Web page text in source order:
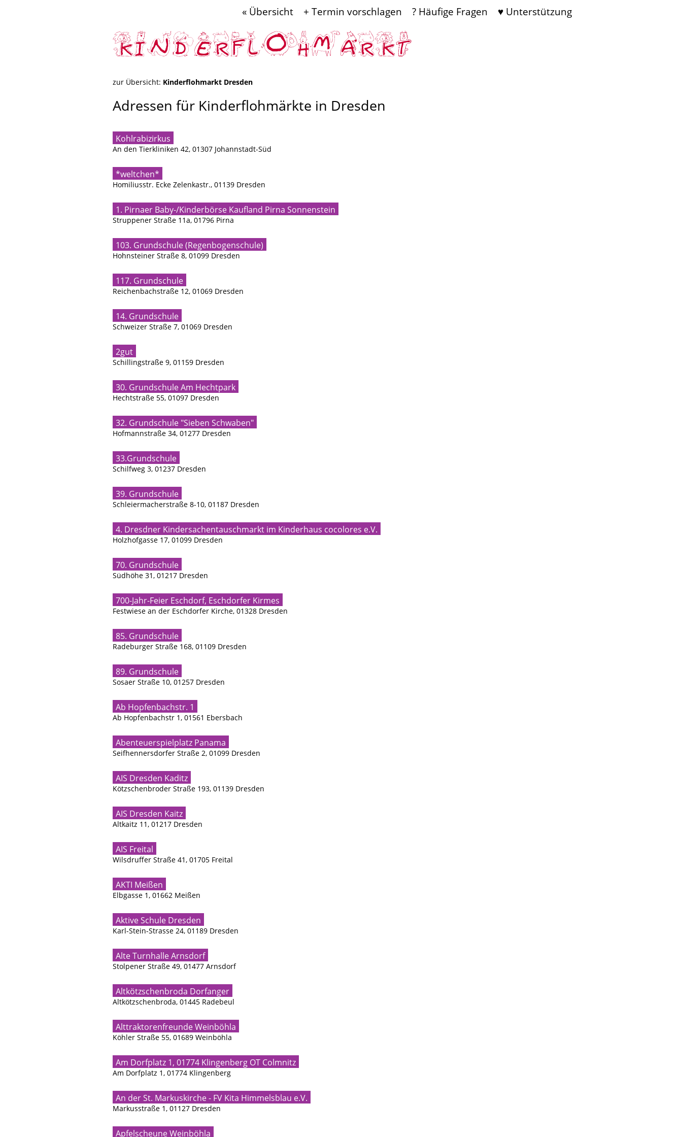
« Übersicht + Termin vorschlagen ? Häufige Fragen ♥ Unterstützung
zur Übersicht: Kinderflohmarkt Dresden
Adressen für Kinderflohmärkte in Dresden
Kohlrabizirkus
An den Tierkliniken 42, 01307 Johannstadt-Süd
*weltchen*
Homiliusstr. Ecke Zelenkastr., 01139 Dresden
1. Pirnaer Baby-/Kinderbörse Kaufland Pirna Sonnenstein
Struppener Straße 11a, 01796 Pirna
103. Grundschule (Regenbogenschule)
Hohnsteiner Straße 8, 01099 Dresden
117. Grundschule
Reichenbachstraße 12, 01069 Dresden
14. Grundschule
Schweizer Straße 7, 01069 Dresden
2gut
Schillingstraße 9, 01159 Dresden
30. Grundschule Am Hechtpark
Hechtstraße 55, 01097 Dresden
32. Grundschule "Sieben Schwaben"
Hofmannstraße 34, 01277 Dresden
33.Grundschule
Schilfweg 3, 01237 Dresden
39. Grundschule
Schleiermacherstraße 8-10, 01187 Dresden
4. Dresdner Kindersachentauschmarkt im Kinderhaus cocolores e.V.
Holzhofgasse 17, 01099 Dresden
70. Grundschule
Südhöhe 31, 01217 Dresden
700-Jahr-Feier Eschdorf, Eschdorfer Kirmes
Festwiese an der Eschdorfer Kirche, 01328 Dresden
85. Grundschule
Radeburger Straße 168, 01109 Dresden
89. Grundschule
Sosaer Straße 10, 01257 Dresden
Ab Hopfenbachstr. 1
Ab Hopfenbachstr 1, 01561 Ebersbach
Abenteuerspielplatz Panama
Seifhennersdorfer Straße 2, 01099 Dresden
AIS Dresden Kaditz
Kötzschenbroder Straße 193, 01139 Dresden
AIS Dresden Kaitz
Altkaitz 11, 01217 Dresden
AIS Freital
Wilsdruffer Straße 41, 01705 Freital
AKTI Meißen
Elbgasse 1, 01662 Meißen
Aktive Schule Dresden
Karl-Stein-Strasse 24, 01189 Dresden
Alte Turnhalle Arnsdorf
Stolpener Straße 49, 01477 Arnsdorf
Altkötzschenbroda Dorfanger
Altkötzschenbroda, 01445 Radebeul
Alttraktorenfreunde Weinböhla
Köhler Straße 55, 01689 Weinböhla
Am Dorfplatz 1, 01774 Klingenberg OT Colmnitz
Am Dorfplatz 1, 01774 Klingenberg
An der St. Markuskirche - FV Kita Himmelsblau e.V.
Markusstraße 1, 01127 Dresden
Apfelscheune Weinböhla